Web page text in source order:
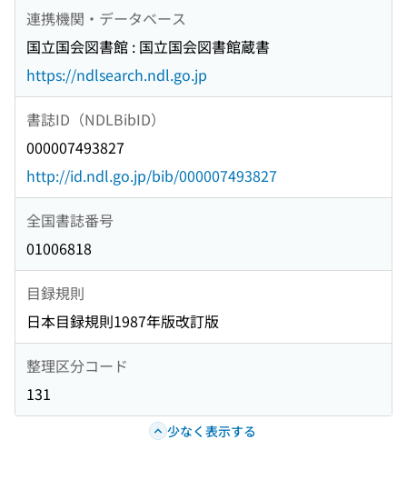
連携機関・データベース
国立国会図書館 : 国立国会図書館蔵書
https://ndlsearch.ndl.go.jp
書誌ID（NDLBibID）
000007493827
http://id.ndl.go.jp/bib/000007493827
全国書誌番号
01006818
目録規則
日本目録規則1987年版改訂版
整理区分コード
131
少なく表示する